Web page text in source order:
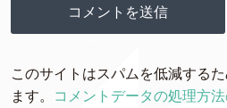
このサイトはスパムを低減する
ます。
コメントデータの処理方